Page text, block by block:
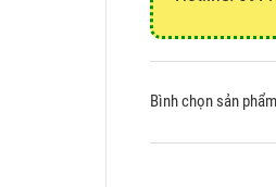
Bình chọn sản